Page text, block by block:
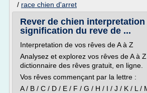
/ race chien d'arret
Rever de chien interpretation
signification du reve de ...
Interpretation de vos rêves de A à Z
Analysez et explorez vos rêves de A à
dictionnaire des rêves gratuit, en ligne.
Vos rêves commençant par la lettre :
A / B / C / D / E / F / G / H / I / J / K / L /